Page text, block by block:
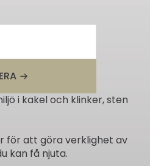
i kakel och klinker, sten
för att göra verklighet av
kan få njuta.